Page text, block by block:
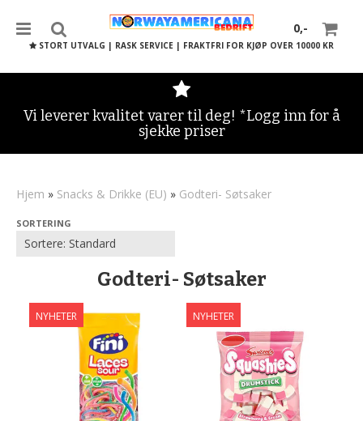
0,-
STORT UTVALG | RASK SERVICE | FRAKTFRI FOR KJØP OVER 10000 KR
Vi leverer kvalitet varer til deg! *Logg inn for å
sjekke priser
Hjem » Snacks & Drikke (EU) » Godteri- Søtsaker
SORTERING
Godteri- Søtsaker
NYHETER NYHETER